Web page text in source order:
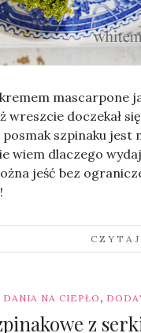
mascarpone
wreszcie doczekał
szpinaku jest
wiem dlaczego
jeść bez
DANIA NA CIEPŁO ,
z